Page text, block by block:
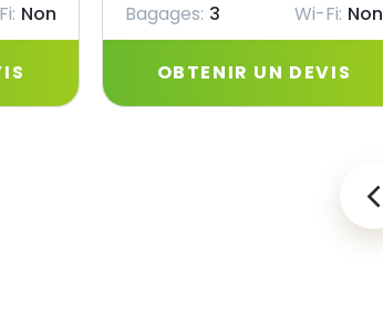
Non
Bagages: 3 Wi-Fi: Non
OBTENIR UN DEVIS